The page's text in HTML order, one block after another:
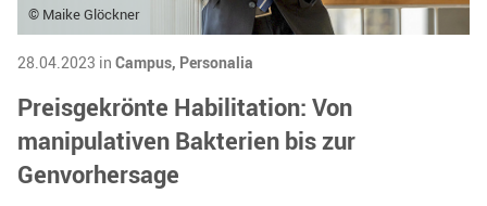
© Maike Glöckner
28.04.2023 in Campus, Personalia
Preisgekrönte Habilitation: Von
manipulativen Bakterien bis zur
Genvorhersage